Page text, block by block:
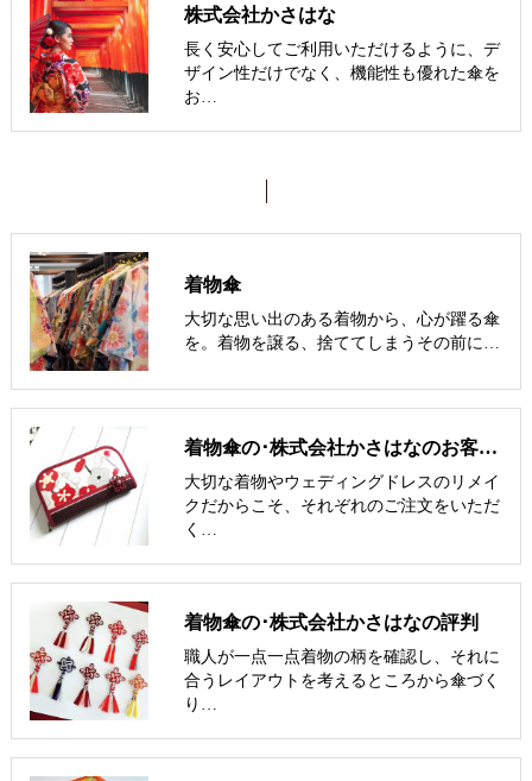
株式会社かさはな
長く安心してご利用いただけるように、デ
ザイン性だけでなく、機能性も優れた傘を
お…
着物傘
大切な思い出のある着物から、心が躍る傘
を。着物を譲る、捨ててしまうその前に…
着物傘の･株式会社かさはなのお客様の声
大切な着物やウェディングドレスのリメイ
クだからこそ、それぞれのご注文をいただ
く…
着物傘の･株式会社かさはなの評判
職人が一点一点着物の柄を確認し、それに
合うレイアウトを考えるところから傘づく
り…